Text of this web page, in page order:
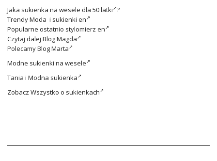
Jaka sukienka na wesele dla 50 latki ?
TrendyModa i sukienki en
Popularne ostatnio stylomierz en
Czytaj dalej Blog Magda
PolecamyBlog Marta
Modne sukienki na wesele
Tania i Modna sukienka
Zobacz Wszystko o sukienkach